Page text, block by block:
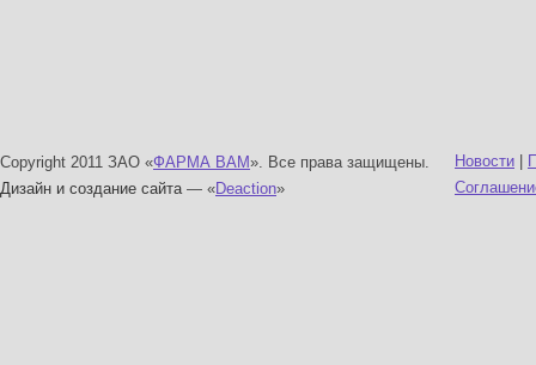
Copyright 2011 ЗАО «ФАРМА ВАМ». Все права защищены.
Дизайн и создание сайта— «Deaction»
Новости